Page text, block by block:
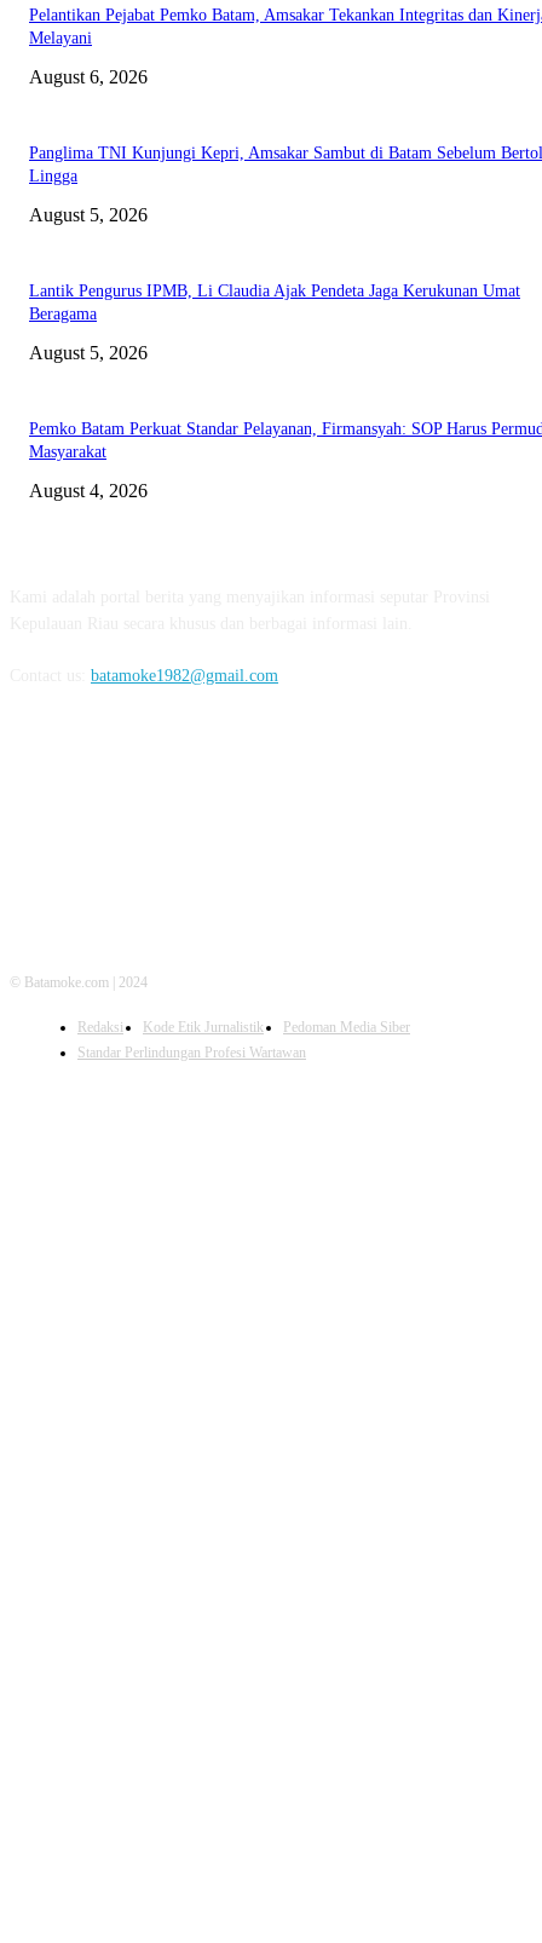
Pelantikan Pejabat Pemko Batam, Amsakar Tekankan Integritas dan
Melayani
August 6, 2026
Panglima TNI Kunjungi Kepri, Amsakar Sambut di Batam Sebelum
Lingga
August 5, 2026
Lantik Pengurus IPMB, Li Claudia Ajak Pendeta Jaga Kerukunan Umat
Beragama
August 5, 2026
Pemko Batam Perkuat Standar Pelayanan, Firmansyah: SOP Harus
Masyarakat
August 4, 2026
batamoke1982@gmail.com
© Batamoke.com | 2024
Redaksi Kode Etik Jurnalistik
Pedoman Media Siber
Standar Perlindungan Profesi Wartawan